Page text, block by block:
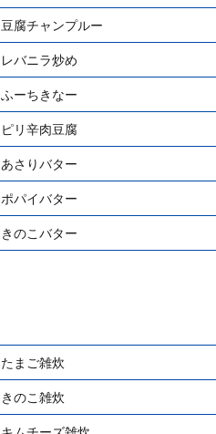
豆腐チャンプルー
レバニラ炒め
ふーちきなー
ピリ辛肉豆腐
あさりバター
ポパイバター
きのこバター
たまご雑炊
きのこ雑炊